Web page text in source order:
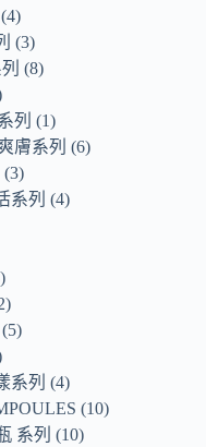
4
3
8
列
1
膚系列
6
3
系列
4
5
系列
4
10
系列
10